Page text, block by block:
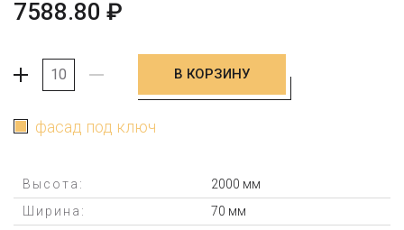
7588.80 ₽
-
+ В КОРЗИНУ
фасад под ключ
Высота:
2000 мм
Ширина:
70 мм